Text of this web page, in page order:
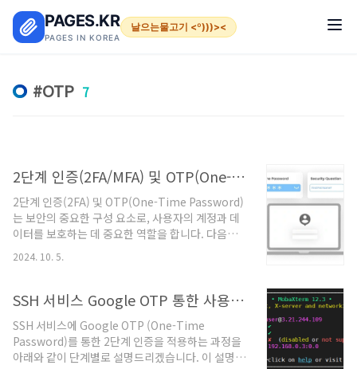
PAGES.KR
PAGES IN KOREA
날으는물고기 <º)))><
OTP 7
2단계 인증(2FA/MFA) 및 OTP(One-Time Password) 보안 요소
2단계 인증(2FA) 및 OTP(One-Time Password)
는 보안의 중요한 구성 요소로, 사용자의 계정과 데
이터를 보호하는 데 중요한 역할을 합니다. 다음은
이러한 도구, 솔루션, 및 SaaS(Software as a
Service) 서비스에 대한 정리입니다.2단계 인증
결합하여 사용자의 신원을 확인하는 방법입니다. 첫
번째 요소는 일반적으로 비밀번호와 같은 지식 기반
의 인증이고, 두 번째 요소는 OTP나 생체 인식과 같
은 소유 기반 또는 생체 기반의 인증입니
다.OTP(One-Time Password) 개요OTP는 단일
2024. 10. 5.
SSH 서비스 Google OTP 통한 사용자별 2단계 인증 적용
SSH 서비스에 Google OTP (One-Time
Password)를 통한 2단계 인증을 적용하는 과정을
아래와 같이 단계별로 설명드리겠습니다. 이 설명은